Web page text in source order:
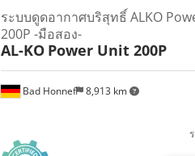
Bad Honnef 8,913 km
ระบบดูดอากาศบริสุทธิ์ ALKO
200P -มือสอง-
AL-KO Power Unit 200P